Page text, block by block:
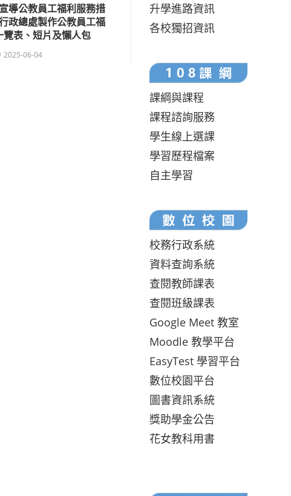
導公教員工福利服務措
政總處製作公教員工福
覽表、短片及懶人包
2025-06-04
升學進路資訊
各校獨招資訊
課綱與課程
課程諮詢服務
學生線上選課
學習歷程檔案
自主學習
校務行政系統
資料查詢系統
查閱教師課表
查閱班級課表
Google Meet 教室
Moodle 教學平台
EasyTest 學習平台
數位校園平台
圖書資訊系統
獎助學金公告
花女教科用書